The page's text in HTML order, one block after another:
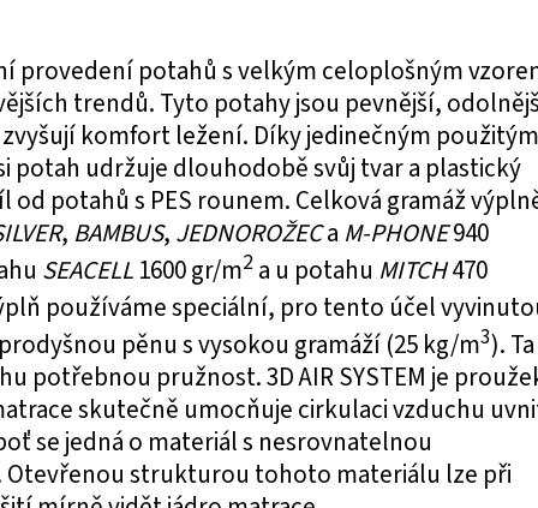
provedení potahů s velkým celoplošným
trendů. Tyto potahy jsou pevnější,
komfort ležení. Díky jedinečným použitým
potah udržuje dlouhodobě svůj tvar a plastický
od potahů s PES rounem. Celková gramáž
, BAMBUS, JEDNOROŽECa M-PHONE940
SEACELL 1600 gr/m2 a u potahu MITCH470
používáme speciální, pro tento účel
pěnu s vysokou gramáží (25 kg/m3). Ta
potřebnou pružnost. 3D AIR SYSTEM je
skutečně umocňuje cirkulaci vzduchu
se jedná o materiál s nesrovnatelnou
strukturou tohoto materiálu lze při